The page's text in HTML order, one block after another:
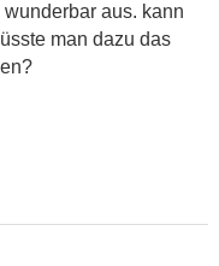
aus. kann
man dazu das